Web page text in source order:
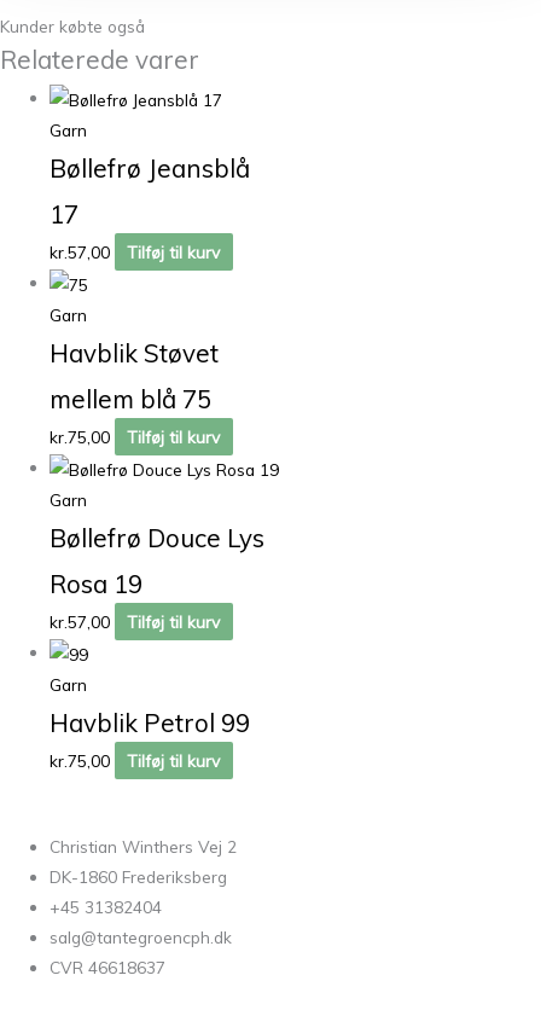
Kunder købte også
Relaterede varer
Garn
Bøllefrø Jeansblå
17
kr.57,00 Tilføj til kurv
Garn
Havblik Støvet
mellem blå 75
kr.75,00 Tilføj til kurv
Garn
Bøllefrø Douce Lys
Rosa 19
kr.57,00 Tilføj til kurv
Garn
Havblik Petrol 99
kr.75,00 Tilføj til kurv
Christian Winthers Vej 2
DK-1860 Frederiksberg
+45 31382404
salg@tantegroencph.dk
CVR 46618637